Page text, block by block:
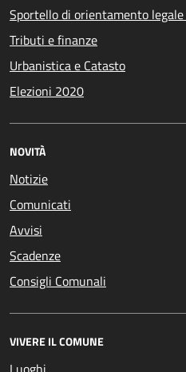
Sportello di orientamento
Tributi e finanze
Urbanistica e Catasto
Elezioni 2020
NOVITÀ
Notizie
Comunicati
Avvisi
Scadenze
Consigli Comunali
VIVERE IL COMUNE